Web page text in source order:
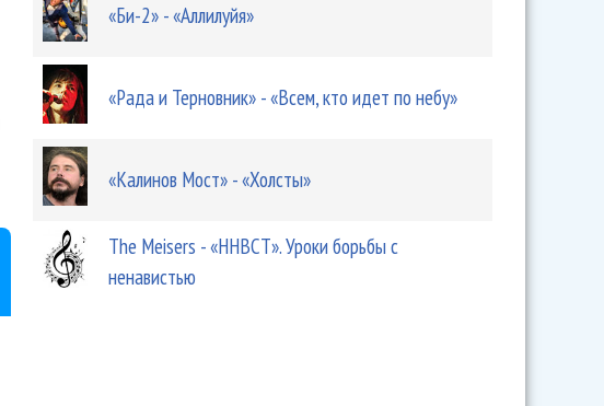
«Би-2» - «Аллилуйя»
«Рада и Терновник» - «Всем, кто идет по небу»
«Калинов Мост» - «Холсты»
The Meisers - «ННВСТ». Уроки борьбы с
ненавистью